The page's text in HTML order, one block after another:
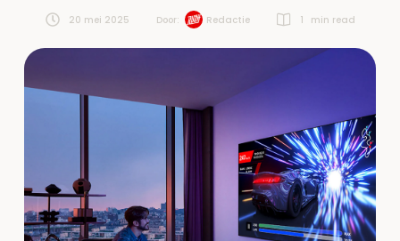
20 mei 2025 Door: Redactie 1 min read